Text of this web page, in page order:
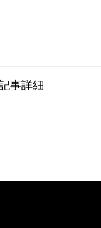
事詳細